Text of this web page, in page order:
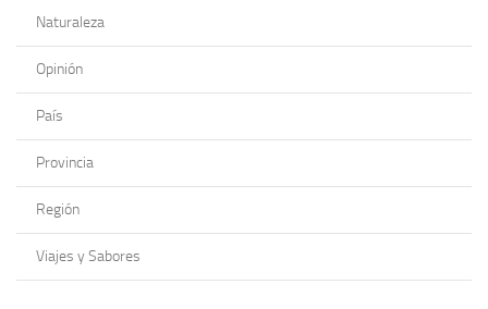
Naturaleza
Opinión
País
Provincia
Región
Viajes y Sabores